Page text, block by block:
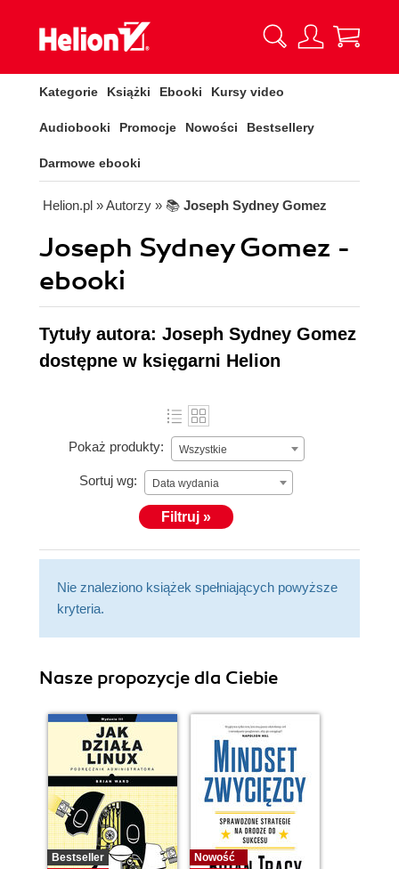
Kategorie Książki Ebooki Kursy video
Audiobooki Promocje Nowości Bestsellery
Darmowe ebooki
Helion.pl » Autorzy » 📚 Joseph Sydney Gomez
Joseph Sydney Gomez -
ebooki
Tytuły autora: Joseph Sydney Gomez
dostępne w księgarni Helion
Pokaż produkty: Wszystkie
Sortuj wg: Data wydania
Filtruj »
Nie znaleziono książek spełniających powyższe
kryteria.
Nasze propozycje dla Ciebie
Bestseller
Nowość